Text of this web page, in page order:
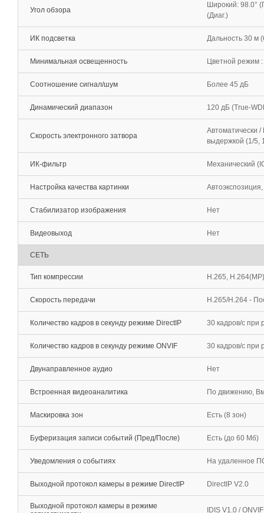
Угол обзора
Широкий: 98.0°
(Диаг.)
ИК подсветка Дальность 30 м
Минимальная освещенность Цветной режим
Соотношение сигнал/шум Более 45 дБ
Динамический диапазон 120 дБ (True-
Скорость электронного затвора
Автоматически
выдержкой (1/5,
ИК-фильтр Механический
Настройка качества картинки
Стабилизатор изображения Нет
Видеовыход Нет
СЕТЬ
Тип компрессии H.265,
Скорость передачи H.265/H.264 -
Количество кадров в секунду режиме DirectIP 30 кадров/с при
Количество кадров в секунду режиме ONVIF 30 кадров/c при
Двунаправленное аудио Нет
Встроенная видеоаналитика По движению,
Маскировка зон Есть (8 зон)
Буферизация записи событий (Пред/После) Есть (до 60 Мб)
Уведомления о событиях На удаленное
Выходной протокол камеры в режиме DirectIP DirectIP V2.0
Выходной протокол камеры в режиме
IDIS V1.0 /